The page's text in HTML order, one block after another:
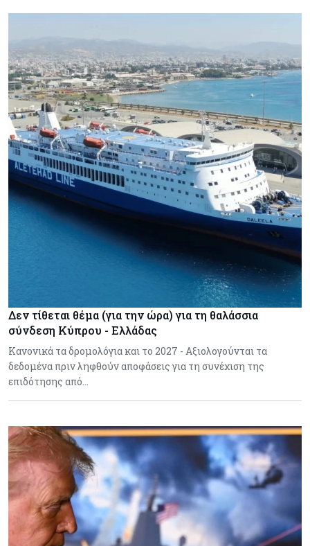
Δεν τίθεται θέμα (για την ώρα) για τη θαλάσσια
σύνδεση Κύπρου - Ελλάδας
Κανονικά τα δρομολόγια και το 2027 - Αξιολογούνται τα
δεδομένα πριν ληφθούν αποφάσεις για τη συνέχιση της
επιδότησης από…